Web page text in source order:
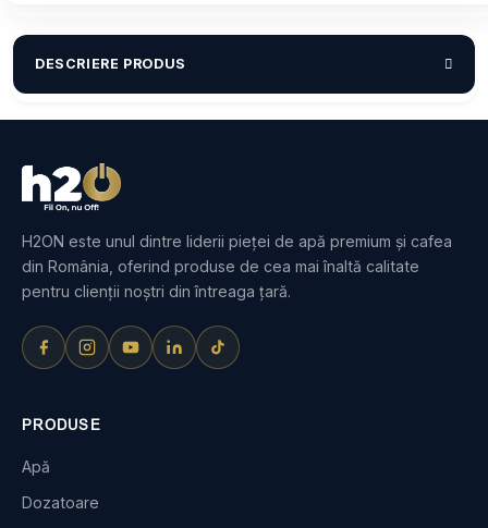
DESCRIERE PRODUS
H2ON este unul dintre liderii pieței de apă premium și cafea
din România, oferind produse de cea mai înaltă calitate
pentru clienții noștri din întreaga țară.
PRODUSE
Apă
Dozatoare